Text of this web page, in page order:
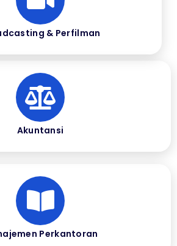
& Perfilman
Akuntansi
Perkantoran